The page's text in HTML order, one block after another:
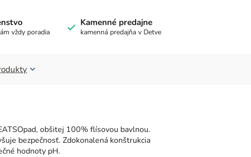
vždy poradia
Kamenné predajne
kamenná predajňa v Detve
obšitej 100% flísovou bavlnou.
bezpečnosť. Zdokonalená konštrukcia
hodnoty pH.